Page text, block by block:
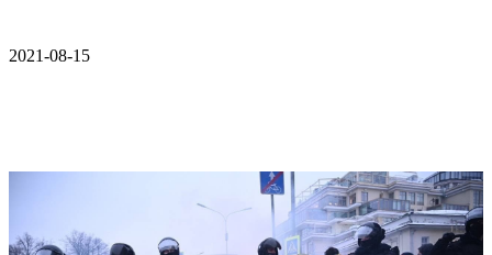
2021-08-15